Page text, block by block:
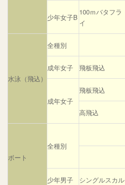
少年女子B
100ｍバタフラ
イ
水泳（飛込）
全種別
成年女子 飛板飛込
成年女子
飛板飛込
高飛込
ボート
全種別
少年男子 シングルスカル